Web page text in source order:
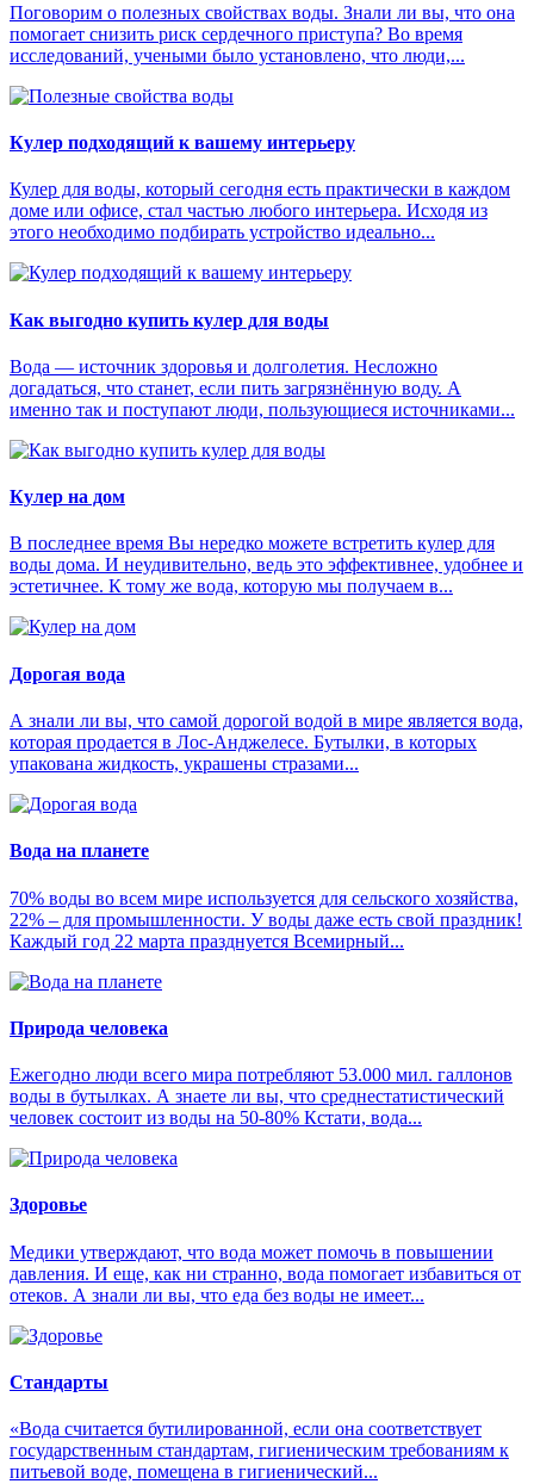
Поговорим о полезных свойствах воды. Знали ли вы, что она
помогает снизить риск сердечного приступа? Во время
исследований, учеными было установлено, что люди,...
Кулер подходящий к вашему интерьеру
Кулер для воды, который сегодня есть практически в каждом
доме или офисе, стал частью любого интерьера. Исходя из
этого необходимо подбирать устройство идеально...
Как выгодно купить кулер для воды
Вода — источник здоровья и долголетия. Несложно
догадаться, что станет, если пить загрязнённую воду. А
именно так и поступают люди, пользующиеся источниками...
Кулер на дом
В последнее время Вы нередко можете встретить кулер для
воды дома. И неудивительно, ведь это эффективнее, удобнее и
эстетичнее. К тому же вода, которую мы получаем в...
Дорогая вода
А знали ли вы, что самой дорогой водой в мире является вода,
которая продается в Лос-Анджелесе. Бутылки, в которых
упакована жидкость, украшены стразами...
Вода на планете
70% воды во всем мире используется для сельского хозяйства,
22% – для промышленности. У воды даже есть свой праздник!
Каждый год 22 марта празднуется Всемирный...
Природа человека
Ежегодно люди всего мира потребляют 53.000 мил. галлонов
воды в бутылках. А знаете ли вы, что среднестатистический
человек состоит из воды на 50-80% Кстати, вода...
Здоровье
Медики утверждают, что вода может помочь в повышении
давления. И еще, как ни странно, вода помогает избавиться от
отеков. А знали ли вы, что еда без воды не имеет...
Стандарты
«Вода считается бутилированной, если она соответствует
государственным стандартам, гигиеническим требованиям к
питьевой воде, помещена в гигиенический...